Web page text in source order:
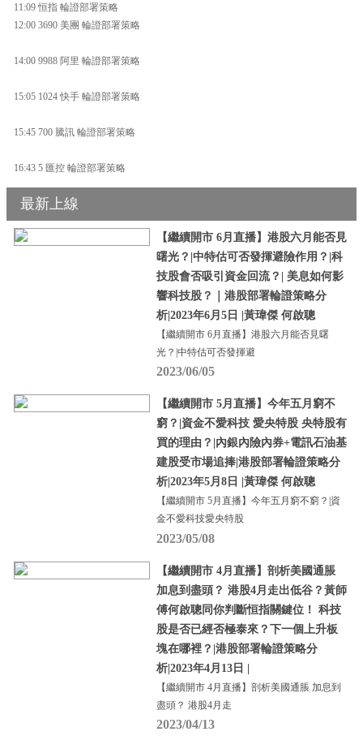
11:09 恒指 輪證部署策略
12:00 3690 美團 輪證部署策略
14:00 9988 阿里 輪證部署策略
15:05 1024 快手 輪證部署策略
15:45 700 騰訊 輪證部署策略
16:43 5 匯控 輪證部署策略
最新上線
【繼續開市 6月直播】港股六月能否見
曙光？|中特估可否發揮避險作用？|科
技股會否吸引資金回流？| 美息如何影
響科技股？｜港股部署輪證策略分
析|2023年6月5日 |黃瑋傑 何啟聰
【繼續開市 6月直播】港股六月能否見曙
光？|中特估可否發揮避
2023/06/05
【繼續開市 5月直播】今年五月窮不
窮？|資金不愛科技 愛央特股 央特股有
買的理由？|內銀內險內券+電訊石油基
建股受市場追捧|港股部署輪證策略分
析|2023年5月8日 |黃瑋傑 何啟聰
【繼續開市 5月直播】今年五月窮不窮？|資
金不愛科技愛央特股
2023/05/08
【繼續開市 4月直播】剖析美國通脹
加息到盡頭？ 港股4月走出低谷？黃師
傅何啟聰同你判斷恒指關鍵位！ 科技
股是否已經否極泰來？下一個上升板
塊在哪裡？|港股部署輪證策略分
析|2023年4月13日 |
【繼續開市 4月直播】剖析美國通脹 加息到
盡頭？ 港股4月走
2023/04/13